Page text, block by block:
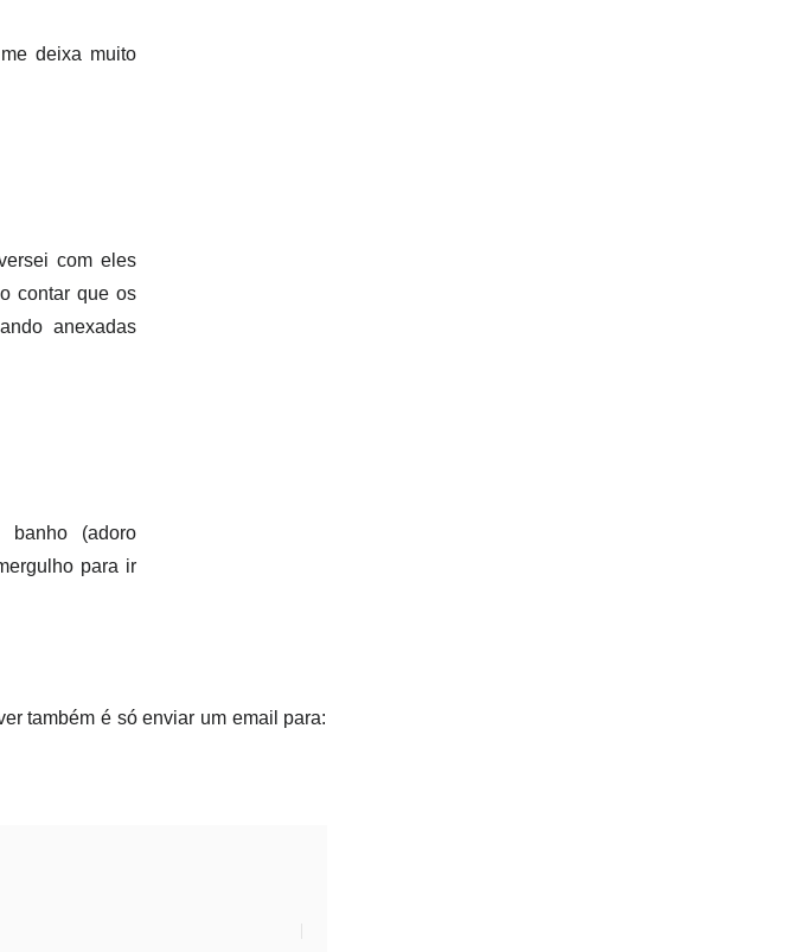
deixa muito
com eles
contar que os
anexadas
banho (adoro
para ir
também é só enviar um email para: